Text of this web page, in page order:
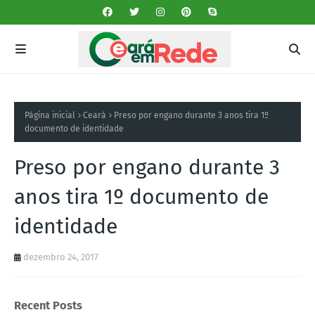
Página inicial Ceará
Preso por engano durante 3 anos tira 1º
documento de identidade
Preso por engano durante 3
anos tira 1º documento de
identidade
dezembro 24, 2017
Recent Posts